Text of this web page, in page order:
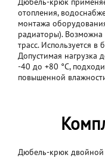
отопления,
монтажа
радиаторы).
трасс. Используется
Допустимая нагрузка
-40 до +80 °C,
повышенной
Дюбель-крюк двойной